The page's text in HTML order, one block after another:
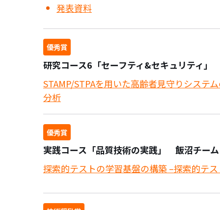
発表資料
優秀賞
研究コース6「セーフティ&セキュリティ」
STAMP/STPAを用いた高齢者見守りシステ
分析
優秀賞
実践コース「品質技術の実践」 飯沼チーム
探索的テストの学習基盤の構築 –探索的テ